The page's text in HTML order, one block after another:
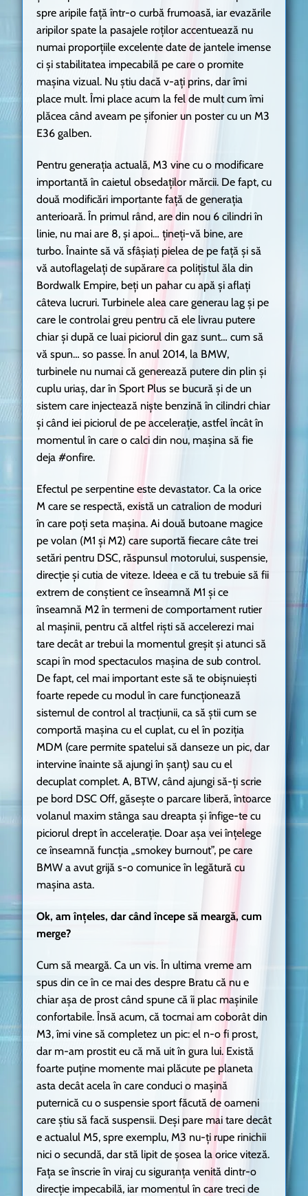
spre aripile față într-o curbă frumoasă, iar evazările
aripilor spate la pasajele roților accentuează nu
numai proporțiile excelente date de jantele imense
ci și stabilitatea impecabilă pe care o promite
mașina vizual. Nu știu dacă v-ați prins, dar îmi
place mult. Îmi place acum la fel de mult cum îmi
plăcea când aveam pe șifonier un poster cu un M3
E36 galben.
Pentru generația actuală, M3 vine cu o modificare
importantă în caietul obsedaților mărcii. De fapt, cu
două modificări importante față de generația
anterioară. În primul rând, are din nou 6 cilindri în
linie, nu mai are 8, și apoi… țineți-vă bine, are
turbo. Înainte să vă sfâșiați pielea de pe față și să
vă autoflagelați de supărare ca polițistul ăla din
Bordwalk Empire, beți un pahar cu apă și aflați
câteva lucruri. Turbinele alea care generau lag și pe
care le controlai greu pentru că ele livrau putere
chiar și după ce luai piciorul din gaz sunt… cum să
vă spun… so passe. În anul 2014, la BMW,
turbinele nu numai că generează putere din plin și
cuplu uriaș, dar în Sport Plus se bucură și de un
sistem care injectează niște benzină în cilindri chiar
și când iei piciorul de pe accelerație, astfel încât în
momentul în care o calci din nou, mașina să fie
deja #onfire.
Efectul pe serpentine este devastator. Ca la orice
M care se respectă, există un catralion de moduri
în care poți seta mașina. Ai două butoane magice
pe volan (M1 și M2) care suportă fiecare câte trei
setări pentru DSC, răspunsul motorului, suspensie,
direcție și cutia de viteze. Ideea e că tu trebuie să fii
extrem de conștient ce înseamnă M1 și ce
înseamnă M2 în termeni de comportament rutier
al mașinii, pentru că altfel riști să accelerezi mai
tare decât ar trebui la momentul greșit și atunci să
scapi în mod spectaculos mașina de sub control.
De fapt, cel mai important este să te obișnuiești
foarte repede cu modul în care funcționează
sistemul de control al tracțiunii, ca să știi cum se
comportă mașina cu el cuplat, cu el în poziția
MDM (care permite spatelui să danseze un pic, dar
intervine înainte să ajungi în șanț) sau cu el
decuplat complet. A, BTW, când ajungi să-ți scrie
pe bord DSC Off, găsește o parcare liberă, întoarce
volanul maxim stânga sau dreapta și înfige-te cu
piciorul drept în accelerație. Doar așa vei înțelege
ce înseamnă funcția „smokey burnout”, pe care
BMW a avut grijă s-o comunice în legătură cu
mașina asta.
Ok, am înțeles, dar când începe să meargă, cum
merge?
Cum să meargă. Ca un vis. În ultima vreme am
spus din ce în ce mai des despre Bratu că nu e
chiar așa de prost când spune că îi plac mașinile
confortabile. Însă acum, că tocmai am coborât din
M3, îmi vine să completez un pic: el n-o fi prost,
dar m-am prostit eu că mă uit în gura lui. Există
foarte puține momente mai plăcute pe planeta
asta decât acela în care conduci o mașină
puternică cu o suspensie sport făcută de oameni
care știu să facă suspensii. Deși pare mai tare decât
e actualul M5, spre exemplu, M3 nu-ți rupe rinichii
nici o secundă, dar stă lipit de șosea la orice viteză.
Fața se înscrie în viraj cu siguranța venită dintr-o
direcție impecabilă, iar momentul în care treci de